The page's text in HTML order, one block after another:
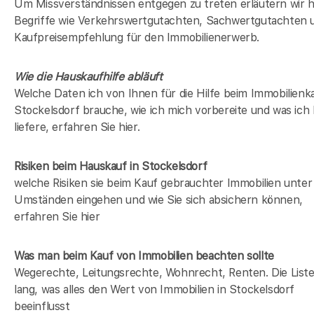
Um Missverständnissen entgegen zu treten erläutern wir
Begriffe wie Verkehrswertgutachten, Sachwertgutachten
Kaufpreisempfehlung für den Immobilienerwerb.
Wie die Hauskaufhilfe abläuft
Welche Daten ich von Ihnen für die Hilfe beim
Stockelsdorf brauche, wie ich mich vorbereite und was ich
liefere, erfahren Sie hier.
Risiken beim Hauskaufin Stockelsdorf
welche Risiken sie beim Kauf gebrauchter Immobilien unter
Umständen eingehen und wie Sie sich absichern können,
erfahren Sie hier
Was man beim Kauf von Immobilien beachten sollte
Wegerechte, Leitungsrechte, Wohnrecht, Renten. Die
lang, was alles den Wert von Immobilien in Stockelsdorf
beeinflusst